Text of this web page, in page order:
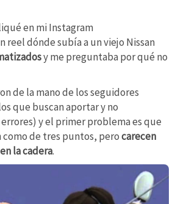
en mi Instagram
reel dónde subía a un viejo Nissan
y me preguntaba por qué no
de la mano de los seguidores
que buscan aportar y no
y el primer problema es que
como de tres puntos, perocarecen
la cadera.